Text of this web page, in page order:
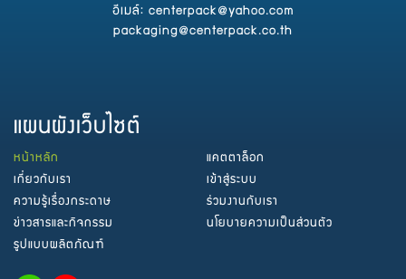
อีเมล์: centerpack@yahoo.com
packaging@centerpack.co.th
แผนผังเว็บไซต์
หน้าหลัก
เกี่ยวกับเรา
ความรู้เรื่องกระดาษ
ข่าวสารและกิจกรรม
รูปแบบผลิตภัณฑ์
แคตตาล็อก
เข้าสู่ระบบ
ร่วมงานกับเรา
นโยบายความเป็นส่วนตัว